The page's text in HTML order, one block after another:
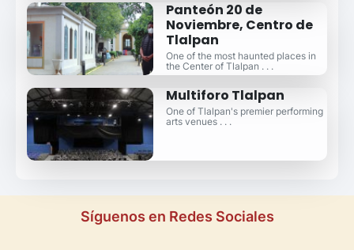
Panteón 20 de
Noviembre, Centro de
Tlalpan
One of the most haunted places in
the Center of Tlalpan . . .
Multiforo Tlalpan
One of Tlalpan's premier performing
arts venues . . .
Síguenos en Redes Sociales